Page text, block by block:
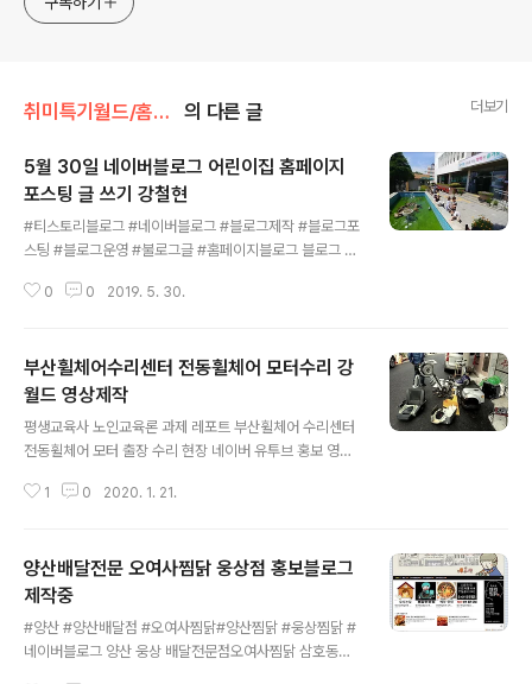
취미특기월드/홈페이지제작 의 다른 글 더보기
5월 30일 네이버블로그 어린이집 홈페이지
포스팅 글 쓰기 강철현
#티스토리블로그 #네이버블로그 #블로그제작 #블로그포
스팅 #블로그운영 #불로그글 #홈페이지블로그 블로그 운
매우 중요합니다 5월 30일 네이버블로그 & 어린이집 홈
서관 견학오늘은 정부지원 영아전담 어린이집 지역사회연
계활동 하는 날 서동도서관에서 미니 분수도 보고 다양한
잉어들도 보고 도서관 책도 읽고요 어린이집 친구들이 너
무 너무 신나고 좋아해요서동도서관에서 다양한 경험과 활
동을 하고시원한 그늘쉼터에 앉아서 친구들과 간식을 먹어
요어린이집은 푸른 새싹같이날마다 꿈과 희망이 무럭무럭
0 0 2019. 5. 30.
부산휠체어수리센터 전동휠체어 모터수리 강
월드 영상제작
평생교육사 노인교육론 과제 레포트 부산휠체어 수리센터
전동휠체어 모터 출장 수리 현장 네이버 유투브 홍보 영상
상 편집 연출 제작 오랜만에 홍보 영상 간단히 제작해봅니
1 0 2020. 1. 21.
양산배달전문 오여사찜닭 웅상점 홍보블로그
제작중
#양산 #양산배달점 #오여사찜닭#양산찜닭 #웅상찜닭 #
네이버블로그 양산 웅상 배달전문점오여사찜닭 삼호동찜